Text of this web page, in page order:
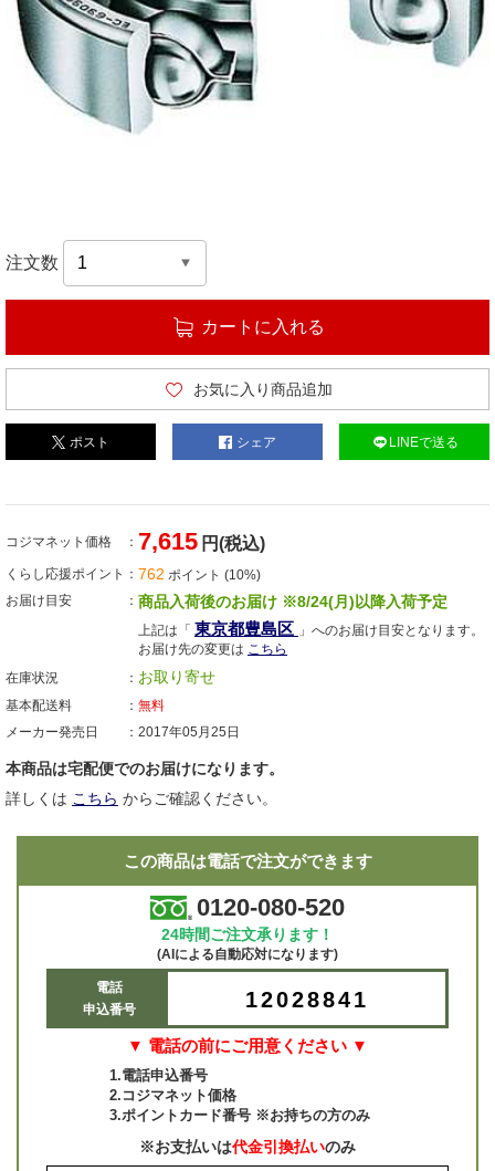
注文数
カートに入れる
お気に入り商品追加
ポスト シェア LINEで送る
コジマネット価格 7,615 円(税込)
くらし応援ポイント 762 ポイント (10%)
お届け目安
商品入荷後のお届け ※8/24(月)以降入荷予定
上記は「 東京都豊島区 」へのお届け目安となります。
お届け先の変更は こちら
在庫状況
お取り寄せ
基本配送料
無料
メーカー発売日
2017年05月25日
本商品は宅配便でのお届けになります。
詳しくは こちら からご確認ください。
この商品は電話で注文ができます
0120-080-520
24時間ご注文承ります！
(AIによる自動応対になります)
電話
申込番号
12028841
▼ 電話の前にご用意ください ▼
1.電話申込番号
2.コジマネット価格
3.ポイントカード番号 ※お持ちの方のみ
※お支払いは代金引換払いのみ